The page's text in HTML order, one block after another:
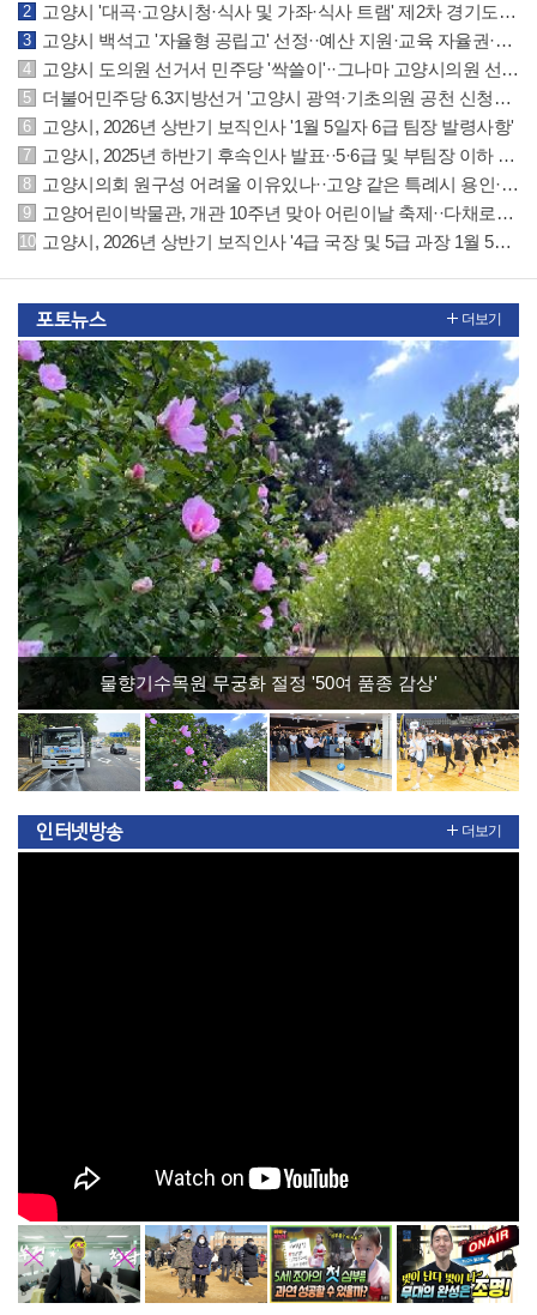
고양시 '대곡·고양시청·식사 및 가좌·식사 트램' 제2차 경기도 도시철도망에 반영
고양시 백석고 '자율형 공립고' 선정··예산 지원·교육 자율권·지역협력 확대 등 특례
고양시 도의원 선거서 민주당 '싹쓸이'··그나마 고양시의원 선거는 국민의힘 선방
더불어민주당 6.3지방선거 '고양시 광역·기초의원 공천 신청자' 명단 공개
고양시, 2026년 상반기 보직인사 '1월 5일자 6급 팀장 발령사항'
고양시, 2025년 하반기 후속인사 발표··5·6급 및 부팀장 이하 인사발령 사항
고양시의회 원구성 어려울 이유있나··고양 같은 특례시 용인·수원시의회 참조하길
고양어린이박물관, 개관 10주년 맞아 어린이날 축제··다채로운 체험·공연·마켓 운영
고양시, 2026년 상반기 보직인사 '4급 국장 및 5급 과장 1월 5일자 발령사항'
포토뉴스
물향기수목원 무궁화 절정 '50여 품종 감상'
더보기
인터넷방송 더보기